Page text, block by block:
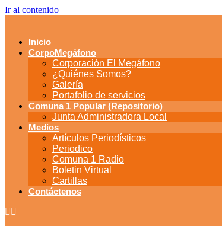
Ir al contenido
Inicio
CorpoMegáfono
Corporación El Megáfono
¿Quiénes Somos?
Galería
Portafolio de servicios
Comuna 1 Popular (Repositorio)
Junta Administradora Local
Medios
Artículos Periodísticos
Periodico
Comuna 1 Radio
Boletin Virtual
Cartillas
Contáctenos